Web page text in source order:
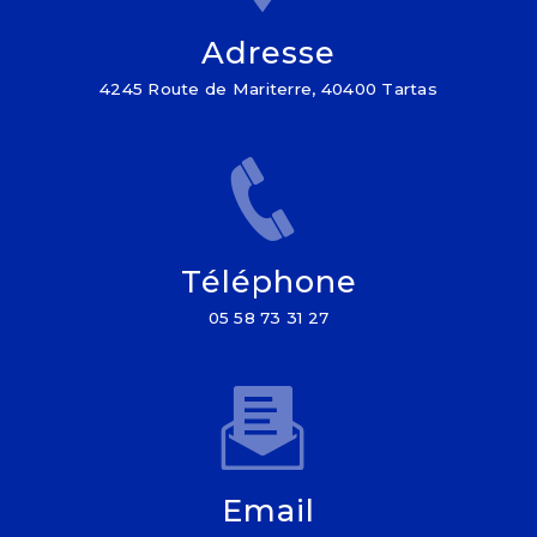
Adresse
4245 Route de Mariterre, 40400 Tartas
Téléphone
05 58 73 31 27
Email